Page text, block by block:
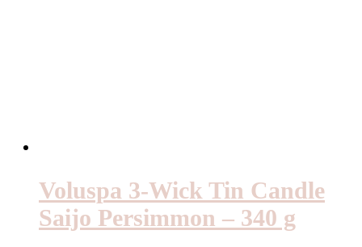
Voluspa 3-Wick Tin Candle
Saijo Persimmon – 340 g